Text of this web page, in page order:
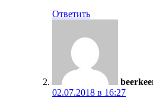
Ответить
02.07.2018 в 16:27